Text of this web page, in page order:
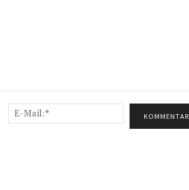
Name:*
Mail:*